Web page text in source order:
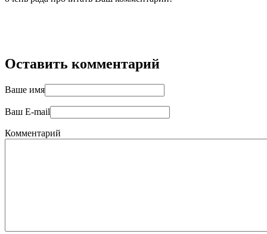
Оставить комментарий
Ваше имя
Ваш E-mail
Комментарий